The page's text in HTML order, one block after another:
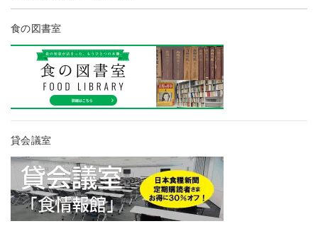
食の図書室
貸会議室